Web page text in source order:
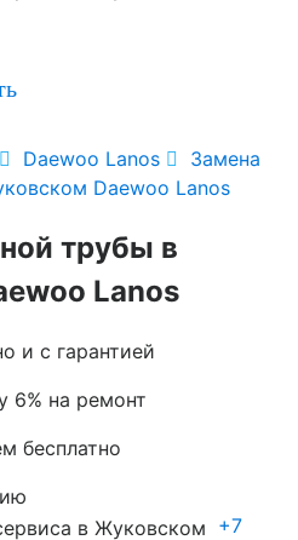
 Daewoo Lanos 
Замена
Daewoo Lanos
трубы в
Lanos
и с гарантией
6% на ремонт
бесплатно
+7